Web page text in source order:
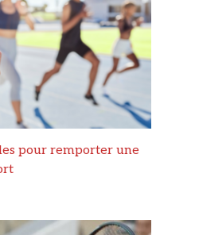
pour remporter une